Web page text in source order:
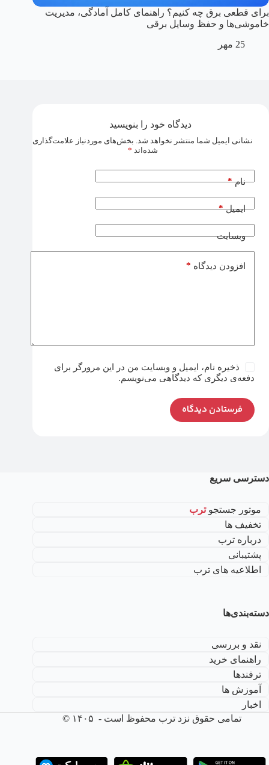
برای قطعی برق چه کنیم؟ راهنمای کامل آمادگی، مدیریت
خاموشی‌ها و حفظ وسایل برقی
25 مهر
دیدگاه خود را بنویسید
نشانی ایمیل شما منتشر نخواهد شد. بخش‌های موردنیاز علامت‌گذاری
شده‌اند *
نام*
ایمیل*
وبسایت
افزودن دیدگاه *
ذخیره نام، ایمیل و وبسایت من در این مرورگر برای
دفعه‌ی دیگری که دیدگاهی می‌نویسم.
فرستادن دیدگاه
دسترسی سریع
موتور جستجوترب
تخفیف ها
درباره ترب
پشتیبانی
اطلاعیه های ترب
دسته‌بندی‌ها
نقد و بررسی
راهنمای خرید
ترفندها
آموزش ها
اخبار
تمامی حقوق نزد ترب محفوظ است - ۱۴۰۵ ©